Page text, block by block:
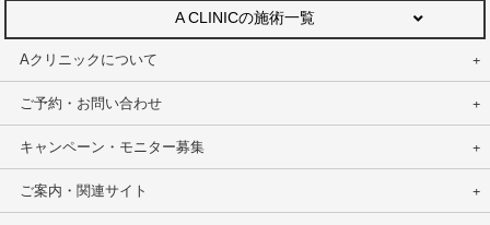
A CLINICの施術一覧
Aクリニックについて
ご予約・お問い合わせ
キャンペーン・モニター募集
ご案内・関連サイト